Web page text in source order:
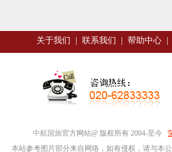
关于我们 联系我们 帮助中心
中航国旅官方网站@ 版权所有 2004-至今
本站参考图片部分来自网络，如有侵权，请与本